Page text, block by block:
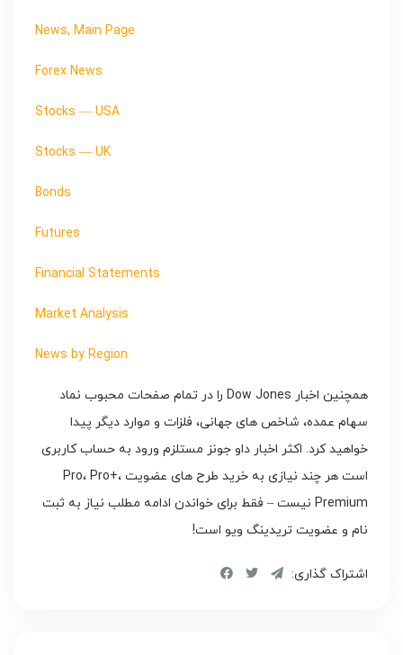
News, Main Page
Forex News
Stocks — USA
Stocks — UK
Bonds
Futures
Financial Statements
Market Analysis
News by Region
همچنین اخبار Dow Jones را در تمام صفحات محبوب نماد
سهام عمده، شاخص های جهانی، فلزات و موارد دیگر پیدا
خواهید کرد. اکثر اخبار داو جونز مستلزم ورود به حساب کاربری
است هر چند نیازی به خرید طرح های عضویت Pro، Pro+،
Premium نیست – فقط برای خواندن ادامه مطلب نیاز به ثبت
نام و عضویت تریدینگ ویو است!
اشتراک گذاری: